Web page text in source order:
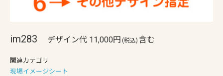
im283 デザイン代 11,000円 (税込) 含む
関連カテゴリ
現場イメージシート